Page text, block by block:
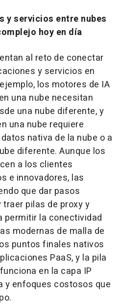
y servicios entre nubes
hoy en día
al reto de conectar
y servicios en
los motores de IA
una nube necesitan
una nube diferente, y
una nube requiere
nativa de la nube o a
diferente. Aunque los
a los clientes
e innovadores, las
que dar pasos
pilas de proxy y
permitir la conectividad
modernas de malla de
puntos finales nativos
PaaS, y la pila
en la capa IP
y enfoques costosos que